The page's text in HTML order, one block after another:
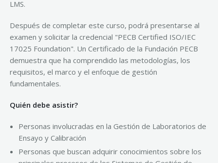
LMS.
Después de completar este curso, podrá presentarse al
examen y solicitar la credencial "PECB Certified ISO/IEC
17025 Foundation". Un Certificado de la Fundación PECB
demuestra que ha comprendido las metodologías, los
requisitos, el marco y el enfoque de gestión
fundamentales.
Quién debe asistir?
Personas involucradas en la Gestión de Laboratorios de
Ensayo y Calibración
Personas que buscan adquirir conocimientos sobre los